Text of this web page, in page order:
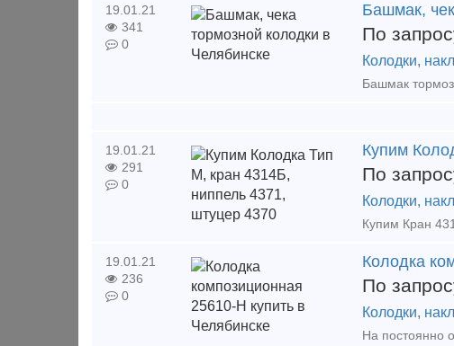
19.01.21
341
0
Башмак,
По
Колодки,
19.01.21
291
0
Купим
По
Колодки,
19.01.21
236
0
Колодка
По
Колодки,